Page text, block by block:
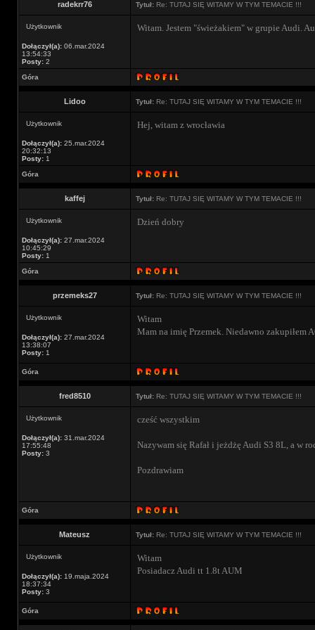
radekrr76 Tytuł: Re: TUTAJ SIĘ WITAMY W TYM TEMACIE !!!
Użytkownik
Dołączył(a): 06.mar.2024
13:54:33
Posty: 2
Witam. Jestem "świeżakiem" w grupie Audi.
Góra
Lidoo Tytuł: Re: TUTAJ SIĘ WITAMY W TYM TEMACIE !!!
Użytkownik
Dołączył(a): 25.mar.2024
20:32:13
Posty: 1
Hej, witam z wrocławia
Góra
kaffej Tytuł: Re: TUTAJ SIĘ WITAMY W TYM TEMACIE !!!
Użytkownik
Dołączył(a): 27.mar.2024
10:45:29
Posty: 1
Dzień dobry
Góra
przemeks27 Tytuł: Re: TUTAJ SIĘ WITAMY W TYM TEMACIE !!!
Użytkownik
Dołączył(a): 27.mar.2024
13:38:07
Posty: 1
Witam
Mam na imię Przemek. Niedawno zakupiłem
Góra
fred8510 Tytuł: Re: TUTAJ SIĘ WITAMY W TYM TEMACIE !!!
Użytkownik
Dołączył(a): 31.mar.2024
17:55:48
Posty: 3
cześć wszystkim
Nazywam się Rafał i jeżdżę Audi S3 8L, a w
Pozdrawiam
Góra
Mateusz Tytuł: Re: TUTAJ SIĘ WITAMY W TYM TEMACIE !!!
Użytkownik
Dołączył(a): 19.maja.2024
18:37:34
Posty: 3
Witam
Posiadacz Audi tt 1.8t AUM
Góra